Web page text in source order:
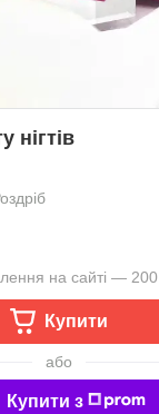
нігтів
на сайті —
Купити
або
Купити з